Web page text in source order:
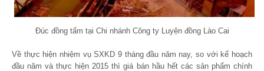
Đúc đồng tấm tại Chi nhánh Công ty Luyện đồng Lào Cai
Về thực hiện nhiệm vụ SXKD 9 tháng đầu năm nay, so với kế hoạch
đầu năm và thực hiện 2015 thì giá bán hầu hết các sản phẩm chính